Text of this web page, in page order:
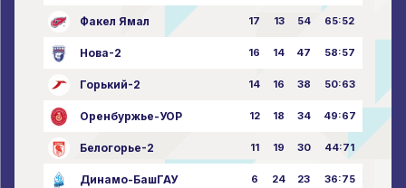
Факел Ямал 17 13 54 65:52
Нова-2 16 14 47 58:57
Горький-2 14 16 38 50:63
Оренбуржье-УОР 12 18 34 49:67
Белогорье-2 11 19 30 44:71
Динамо-БашГАУ 6 24 23 36:75